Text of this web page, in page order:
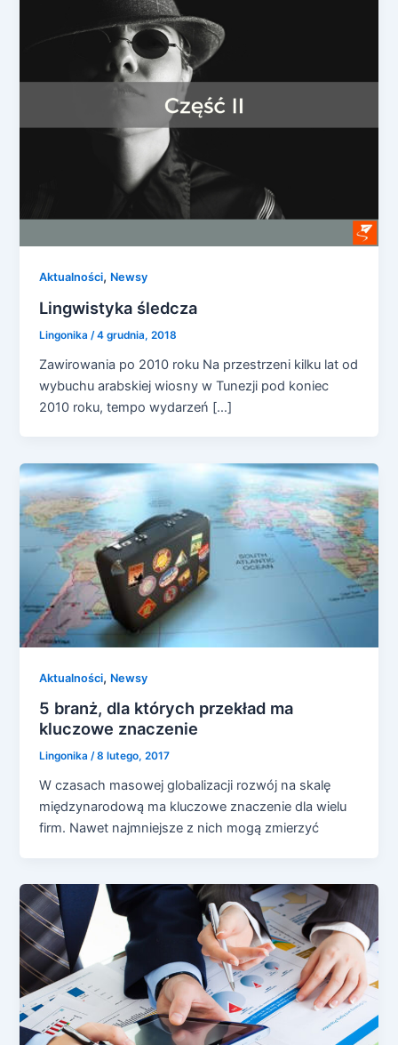
Aktualności, Newsy
Lingwistyka śledcza
Lingonika /4 grudnia, 2018
Zawirowania po 2010 roku Na przestrzeni kilku lat od
wybuchu arabskiej wiosny w Tunezji pod koniec
2010 roku, tempo wydarzeń […]
Aktualności, Newsy
5 branż, dla których przekład ma
kluczowe znaczenie
Lingonika/8 lutego, 2017
W czasach masowej globalizacji rozwój na skalę
międzynarodową ma kluczowe znaczenie dla wielu
firm. Nawet najmniejsze z nich mogą zmierzyć